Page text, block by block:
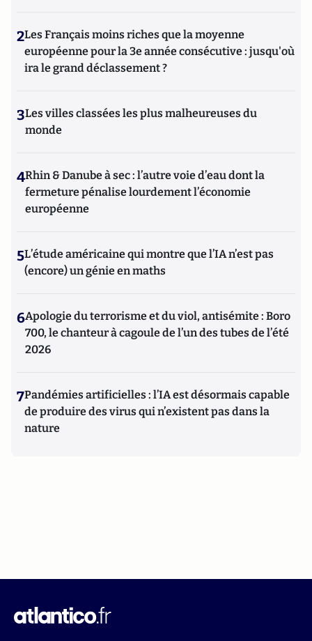
2Les Français moins riches que la moyenne
européenne pour la 3e année consécutive : jusqu'où
ira le grand déclassement ?
3Les villes classées les plus malheureuses du
monde
4Rhin & Danube à sec : l’autre voie d’eau dont la
fermeture pénalise lourdement l’économie
européenne
5L’étude américaine qui montre que l’IA n’est pas
(encore) un génie en maths
6Apologie du terrorisme et du viol, antisémite : Boro
700, le chanteur à cagoule de l’un des tubes de l’été
2026
7Pandémies artificielles : l’IA est désormais capable
de produire des virus qui n’existent pas dans la
nature